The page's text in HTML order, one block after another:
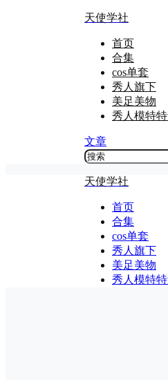
天使学社
首页
合集
cos单套
秀人旗下
美足美物
秀人模特
文章
天使学社
首页
合集
cos单套
秀人旗下
美足美物
秀人模特